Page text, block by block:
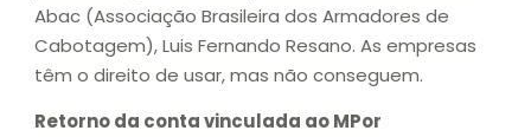
Abac (Associação Brasileira dos Armadores de
Cabotagem), Luis Fernando Resano. As empresas
têm o direito de usar, mas não conseguem.
Retorno da conta vinculada ao MPor